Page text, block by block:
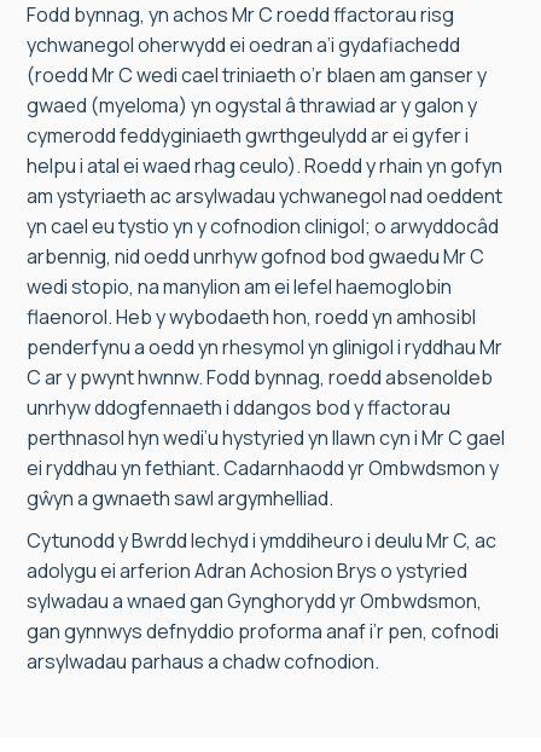
Fodd bynnag, yn achos Mr C roedd ffactorau risg
ychwanegol oherwydd ei oedran a’i gydafiachedd
(roedd Mr C wedi cael triniaeth o’r blaen am ganser y
gwaed (myeloma) yn ogystal â thrawiad ar y galon y
cymerodd feddyginiaeth gwrthgeulydd ar ei gyfer i
helpu i atal ei waed rhag ceulo). Roedd y rhain yn gofyn
am ystyriaeth ac arsylwadau ychwanegol nad oeddent
yn cael eu tystio yn y cofnodion clinigol; o arwyddocâd
arbennig, nid oedd unrhyw gofnod bod gwaedu Mr C
wedi stopio, na manylion am ei lefel haemoglobin
flaenorol. Heb y wybodaeth hon, roedd yn amhosibl
penderfynu a oedd yn rhesymol yn glinigol i ryddhau Mr
C ar y pwynt hwnnw. Fodd bynnag, roedd absenoldeb
unrhyw ddogfennaeth i ddangos bod y ffactorau
perthnasol hyn wedi’u hystyried yn llawn cyn i Mr C gael
ei ryddhau yn fethiant. Cadarnhaodd yr Ombwdsmon y
gŵyn a gwnaeth sawl argymhelliad.
Cytunodd y Bwrdd Iechyd i ymddiheuro i deulu Mr C, ac
adolygu ei arferion Adran Achosion Brys o ystyried
sylwadau a wnaed gan Gynghorydd yr Ombwdsmon,
gan gynnwys defnyddio proforma anaf i’r pen, cofnodi
arsylwadau parhaus a chadw cofnodion.